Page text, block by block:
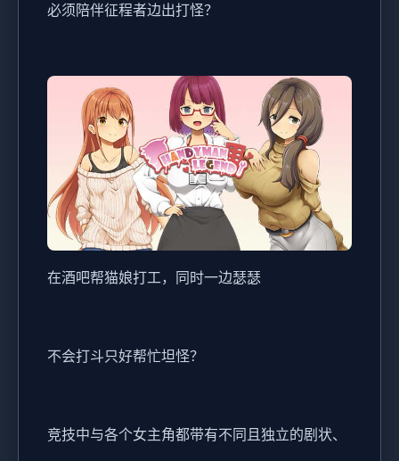
必须陪伴征程者边出打怪？
在酒吧帮猫娘打工，同时一边瑟瑟
不会打斗只好帮忙坦怪？
竞技中与各个女主角都带有不同且独立的剧状、